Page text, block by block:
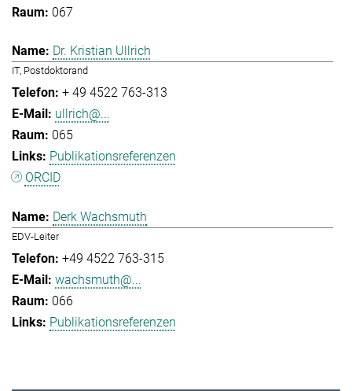
067
Dr. Kristian Ullrich
IT, Postdoktorand
+ 49 4522 763-313
ullrich@...
065
Publikationsreferenzen
ORCID
Derk Wachsmuth
EDV-Leiter
+49 4522 763-315
wachsmuth@...
066
Publikationsreferenzen